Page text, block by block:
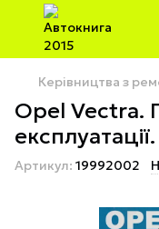
Керівництва з
Opel Vectra.
Артикул: 19992002